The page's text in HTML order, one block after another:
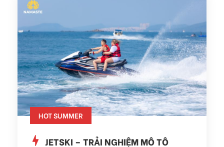
HOT SUMMER
JETSKI – TRẢI NGHIỆM MÔ TÔ